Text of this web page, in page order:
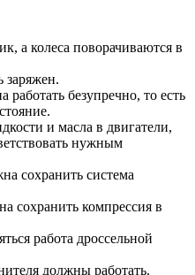
а колеса поворачиваются в
заряжен.
безупречно, то есть
и масла в двигатели,
нужным
сохранить система
сохранить компрессия в
работа дроссельной
должны работать.